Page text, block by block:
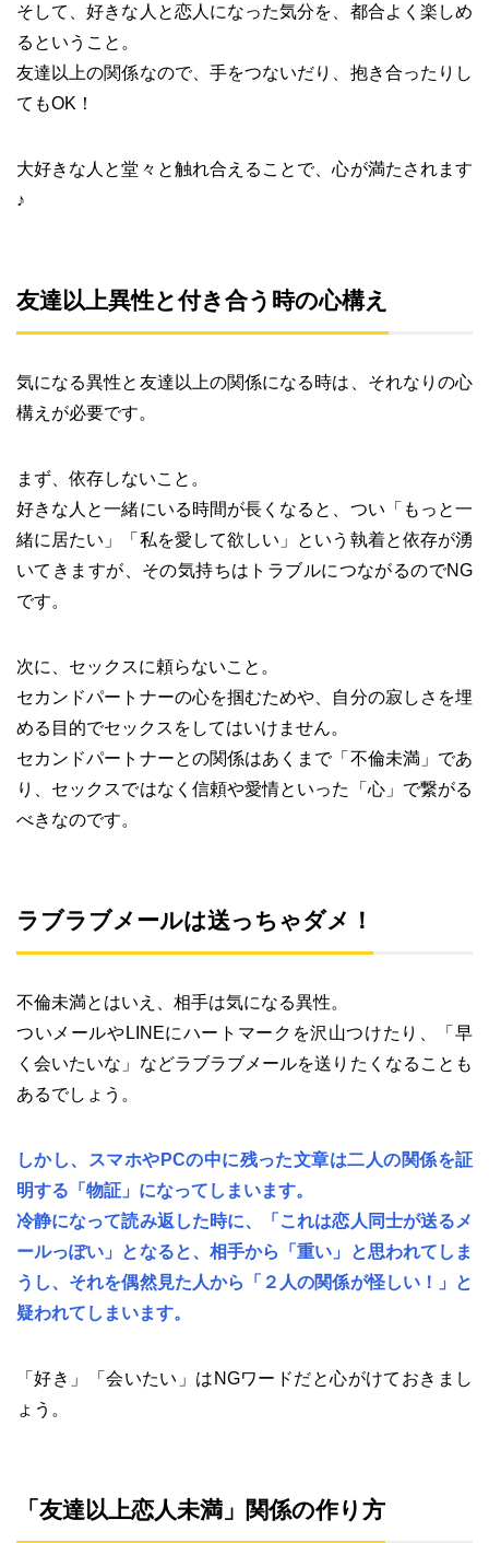
そして、好きな人と恋人になった気分を、都合よく楽しめ
るということ。
友達以上の関係なので、手をつないだり、抱き合ったりし
てもOK！
大好きな人と堂々と触れ合えることで、心が満たされます
♪
友達以上異性と付き合う時の心構え
気になる異性と友達以上の関係になる時は、それなりの心
構えが必要です。
まず、依存しないこと。
好きな人と一緒にいる時間が長くなると、つい「もっと一
緒に居たい」「私を愛して欲しい」という執着と依存が湧
いてきますが、その気持ちはトラブルにつながるのでNG
です。
次に、セックスに頼らないこと。
セカンドパートナーの心を掴むためや、自分の寂しさを埋
める目的でセックスをしてはいけません。
セカンドパートナーとの関係はあくまで「不倫未満」であ
り、セックスではなく信頼や愛情といった「心」で繋がる
べきなのです。
ラブラブメールは送っちゃダメ！
不倫未満とはいえ、相手は気になる異性。
ついメールやLINEにハートマークを沢山つけたり、「早
く会いたいな」などラブラブメールを送りたくなることも
あるでしょう。
しかし、スマホやPCの中に残った文章は二人の関係を証
明する「物証」になってしまいます。
冷静になって読み返した時に、「これは恋人同士が送るメ
ールっぽい」となると、相手から「重い」と思われてしま
うし、それを偶然見た人から「２人の関係が怪しい！」と
疑われてしまいます。
「好き」「会いたい」はNGワードだと心がけておきまし
ょう。
「友達以上恋人未満」関係の作り方